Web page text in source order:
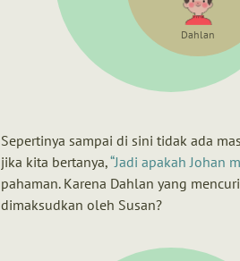
Dahlan
Sepertinya sampai di sini tidak ada
jika kita bertanya, Jadi apakah Johan
pahaman. Karena Dahlan yang
dimaksudkan oleh Susan?